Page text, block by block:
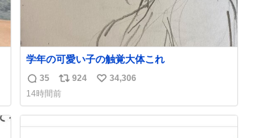
学年の可愛い子の触覚大体これ
返
信
数
35
リ
ポ
ス
924
い
ね
34,306
14時間前